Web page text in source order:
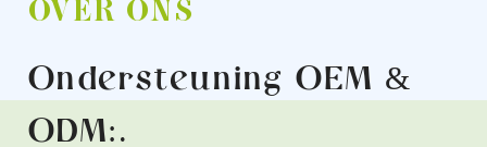
OVER ONS
Ondersteuning OEM &
ODM:.